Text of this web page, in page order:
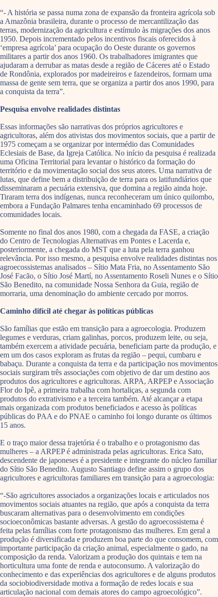
“- A história se passa numa zona de expansão da fronteira agrícola sob
a Amazônia brasileira, durante o processo de mercantilização das
terras, modernização da agricultura e estímulo às migrações dos anos
1950. Depois incrementado pelos incentivos fiscais oferecidos à
‘empresa agrícola’ para ocupação do Oeste durante os governos
militares a partir dos anos 1960. Os trabalhadores imigrantes que
ajudaram a derrubar as matas desde a região de Cáceres até o Estado
de Rondônia, explorados por madeireiros e fazendeiros, formam uma
massa de gente sem terra, que se organiza a partir dos anos 1990, para
a conquista da terra”.
Pesquisa envolve realidades distintas
Essas informações são narrativas dos próprios agricultores e
agricultoras, além dos ativistas dos movimentos sociais, que a partir de
1975 começam a se organizar por intermédio das Comunidades
Eclesiais de Base, da Igreja Católica. No início da pesquisa é realizada
uma Oficina Territorial para levantar o histórico da formação do
território e da movimentação social dos seus atores. Uma narrativa de
lutas, que define bem a distribuição de terra para os latifundiários que
disseminaram a pecuária extensiva, que domina a região ainda hoje.
Tiraram terra dos indígenas, nunca reconheceram um único quilombo,
embora a Fundação Palmares tenha encaminhado 69 processos de
comunidades locais.
Somente no final dos anos 1980, com a chegada da FASE, a criação
do Centro de Tecnologias Alternativas em Pontes e Lacerda e,
posteriormente, a chegada do MST que a luta pela terra ganhou
relevância. Por isso mesmo, a pesquisa envolve realidades distintas nos
agroecossistemas analisados – Sítio Mata Fria, no Assentamento São
José Facão, o Sítio José Martí, no Assentamento Roseli Nunes e o Sítio
São Benedito, na comunidade Nossa Senhora da Guia, região de
morraria, uma denominação do ambiente cercado por morros.
Caminho difícil até chegar às políticas públicas
São famílias que estão em transição para a agroecologia. Produzem
legumes e verduras, criam galinhas, porcos, produzem leite, ou seja,
também exercem a atividade pecuária, beneficiam parte da produção, e
em um dos casos exploram as frutas da região – pequi, cumbaru e
babaçu. Durante a conquista da terra e da participação nos movimentos
sociais surgiram três associações com objetivo de dar um destino aos
produtos dos agricultores e agricultoras. ARPA, ARPEP e Associação
Flor do Ipê, a primeira trabalha com hortaliças, a segunda com
produtos do extrativismo e a terceira também. Até alcançar a etapa
mais organizada com produtos beneficiados e acesso às políticas
públicas do PAA e do PNAE o caminho foi longo durante os últimos
15 anos.
E o traço maior dessa trajetória é o trabalho e o protagonismo das
mulheres – a ARPEP é administrada pelas agricultoras. Erica Sato,
descendente de japoneses é a presidente e integrante do núcleo familiar
do Sítio São Benedito. Augusto Santiago define assim o grupo dos
agricultores e agricultoras familiares em transição para a agroecologia:
“-São agricultores associados a organizações locais e articulados nos
movimentos sociais atuantes na região, que após a conquista da terra
buscaram alternativas para o desenvolvimento em condições
socioeconômicas bastante adversas. A gestão do agroecossistema é
feita pelas famílias com forte protagonismo das mulheres. Em geral a
produção é diversificada e produzem boa parte do que consomem, com
importante participação da criação animal, especialmente o gado, na
composição da renda. Valorizam a produção dos quintais e tem na
horticultura uma fonte de renda e autoconsumo. A valorização do
conhecimento e das experiências dos agricultores e de alguns produtos
da sociobiodiversidade motiva a formação de redes locais e sua
articulação nacional com demais atores do campo agroecológico”.